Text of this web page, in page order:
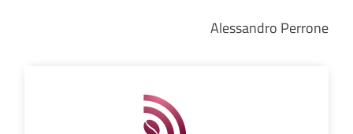
Alessandro Perrone